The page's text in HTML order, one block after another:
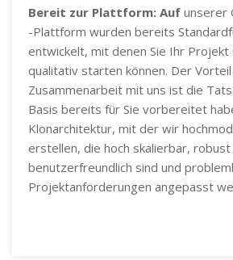
Bereit zur Plattform: Auf unserer
-Plattform wurden bereits
entwickelt, mit denen Sie Ihr Projekt
qualitativ starten können. Der
Zusammenarbeit mit uns ist die
Basis bereits für Sie vorbereitet
Klonarchitektur, mit der wir
erstellen, die hoch skalierbar, robust
benutzerfreundlich sind und
Projektanforderungen angepasst